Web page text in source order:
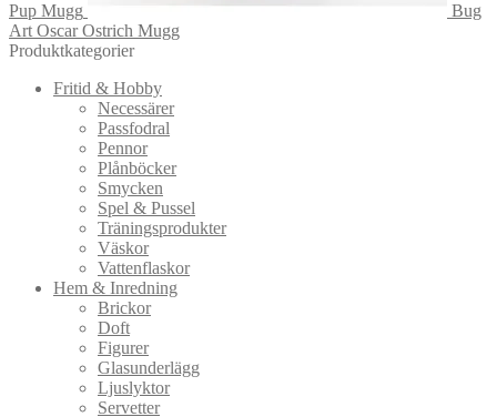
Pup Mugg
Bug
Art Oscar Ostrich Mugg
Produktkategorier
Fritid & Hobby
Necessärer
Passfodral
Pennor
Plånböcker
Smycken
Spel & Pussel
Träningsprodukter
Väskor
Vattenflaskor
Hem & Inredning
Brickor
Doft
Figurer
Glasunderlägg
Ljuslyktor
Servetter